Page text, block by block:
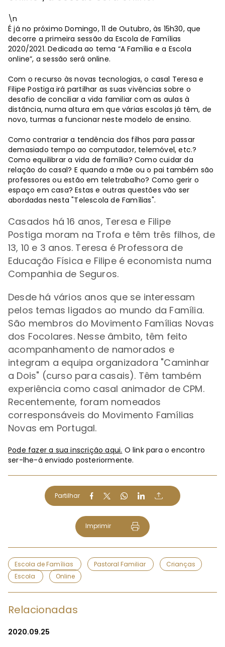
\n
É já no próximo Domingo, 11 de Outubro, às 15h30, que
decorre a primeira sessão da Escola de Famílias
2020/2021. Dedicada ao tema “A Família e a Escola
online”, a sessão será online.
Com o recurso às novas tecnologias, o casal Teresa e
Filipe Postiga irá partilhar as suas vivências sobre o
desafio de conciliar a vida familiar com as aulas à
distância, numa altura em que várias escolas já têm, de
novo, turmas a funcionar neste modelo de ensino.
Como contrariar a tendência dos filhos para passar
demasiado tempo ao computador, telemóvel, etc.?
Como equilibrar a vida de família? Como cuidar da
relação do casal? E quando a mãe ou o pai também são
professores ou estão em teletrabalho? Como gerir o
espaço em casa? Estas e outras questões vão ser
abordadas nesta "Telescola de Famílias".
Casados há 16 anos, Teresa e Filipe
Postiga moram na Trofa e têm três filhos, de
13, 10 e 3 anos. Teresa é Professora de
Educação Física e Filipe é economista numa
Companhia de Seguros.
Desde há vários anos que se interessam
pelos temas ligados ao mundo da Família.
São membros do Movimento Famílias Novas
dos Focolares. Nesse âmbito, têm feito
acompanhamento de namorados e
integram a equipa organizadora "Caminhar
a Dois" (curso para casais). Têm também
experiência como casal animador de CPM.
Recentemente, foram nomeados
corresponsáveis do Movimento Famílias
Novas em Portugal.
Pode fazer a sua inscrição aqui. O link para o encontro
ser-lhe-á enviado posteriormente.
Partilhar
Imprimir
Escola de Famílias Pastoral Familiar
Crianças
Escola
Online
Relacionadas
2020.09.25